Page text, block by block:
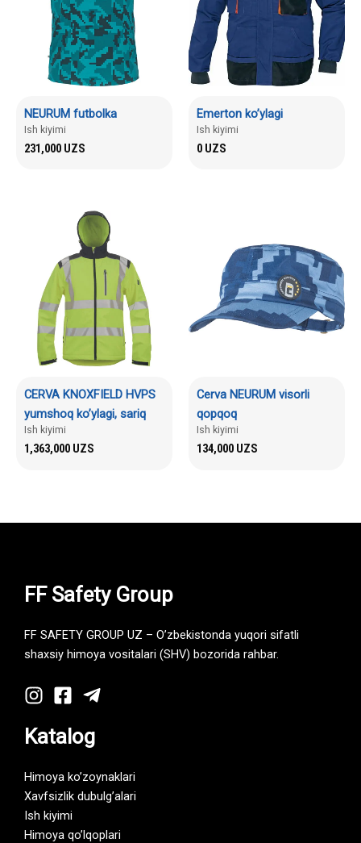
NEURUM futbolka
Ish kiyimi
231,000 UZS
Emerton ko’ylagi
Ish kiyimi
0 UZS
CERVA KNOXFIELD HVPS
yumshoq ko’ylagi, sariq
Ish kiyimi
1,363,000 UZS
Cerva NEURUM visorli
qopqoq
Ish kiyimi
134,000 UZS
FF Safety Group
FF SAFETY GROUP UZ – O’zbekistonda yuqori sifatli
shaxsiy himoya vositalari (SHV) bozorida rahbar.
Katalog
Himoya ko’zoynaklari
Xavfsizlik dubulg’alari
Ish kiyimi
Himoya qo’lqoplari